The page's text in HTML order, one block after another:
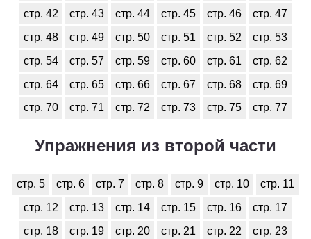
стр. 42
стр. 43 стр. 44 стр. 45 стр. 46
стр. 47
стр. 48
стр. 49 стр. 50 стр. 51 стр. 52
стр. 53
стр. 54
стр. 57 стр. 59 стр. 60 стр. 61
стр. 62
стр. 64
стр. 65 стр. 66 стр. 67 стр. 68
стр. 69
стр. 70
стр. 71 стр. 72 стр. 73 стр. 75 стр. 77
Упражнения из второй части
стр. 5 стр. 6 стр. 7 стр. 8 стр. 9 стр. 10
стр. 11
стр. 12
стр. 13 стр. 14 стр. 15 стр. 16
стр. 17
стр. 18
стр. 19 стр. 20 стр. 21 стр. 22
стр. 23